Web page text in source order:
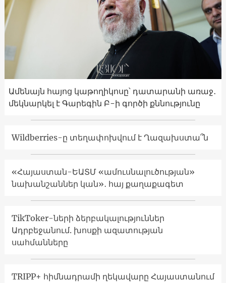
Ամենայն հայոց կաթողիկոսը՝ դատարանի առաջ․
մեկնարկել է Գարեգին Բ-ի գործի քննությունը
Wildberries-ը տեղափոխվում է Ղազախստա՞ն
«Հայաստան-ԵԱՏՄ «ամուսնալուծության»
նախանշաններ կան»․ հայ քաղաքագետ
TikToker-ների ձերբակալություններ
Ադրբեջանում. խոսքի ազատության
սահմանները
TRIPP+ հիմնադրամի ղեկավարը Հայաստանում